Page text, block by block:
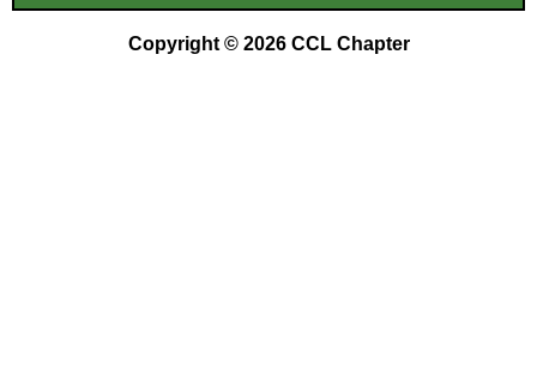
Copyright © 2026 CCL Chapter